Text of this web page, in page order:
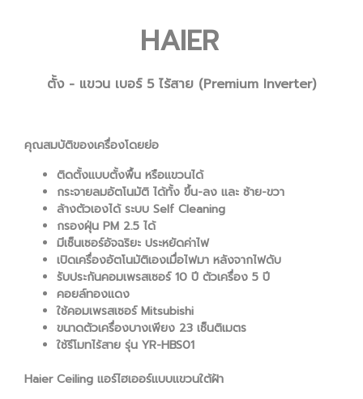
HAIER
ตั้ง - แขวน เบอร์ 5 ไร้สาย (Premium Inverter)
คุณสมบัติของเครื่องโดยย่อ
ติดตั้งแบบตั้งพื้น หรือแขวนได้
กระจายลมอัตโนมัติ ได้ทั้ง ขึ้น-ลง และ ซ้าย-ขวา
ล้างตัวเองได้ ระบบ Self Cleaning
กรองฝุ่น PM 2.5 ได้
มีเซ็นเซอร์อัจฉริยะ ประหยัดค่าไฟ
เปิดเครื่องอัตโนมัติเองเมื่อไฟมา หลังจากไฟดับ
รับประกันคอมเพรสเซอร์ 10 ปี ตัวเครื่อง 5 ปี
คอยล์ทองแดง
ใช้คอมเพรสเซอร์ Mitsubishi
ขนาดตัวเครื่องบางเพียง 23 เซ็นติเมตร
ใช้รีโมทไร้สาย รุ่น YR-HBS01
Haier Ceiling แอร์ไฮเออร์แบบแขวนใต้ฝ้า